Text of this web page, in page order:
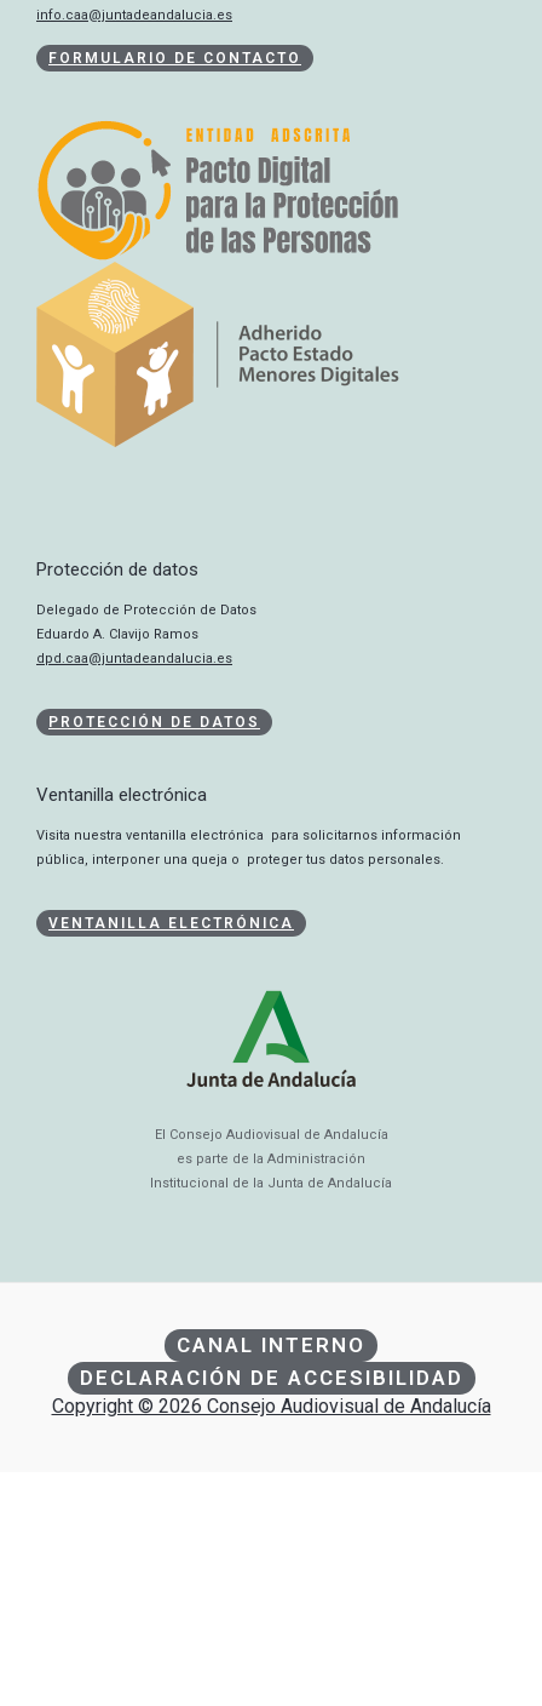
info.caa@juntadeandalucia.es
FORMULARIO DE CONTACTO
Protección de datos
Delegado de Protección de Datos
Eduardo A. Clavijo Ramos
dpd.caa@juntadeandalucia.es
PROTECCIÓN DE DATOS
Ventanilla electrónica
Visita nuestra ventanilla electrónica para solicitarnos información
pública, interponer una queja o proteger tus datos personales.
VENTANILLA ELECTRÓNICA
El Consejo Audiovisual de Andalucía
es parte de la Administración
Institucional de la Junta de Andalucía
CANAL INTERNO
DECLARACIÓN DE ACCESIBILIDAD
Copyright © 2026 Consejo Audiovisual de Andalucía